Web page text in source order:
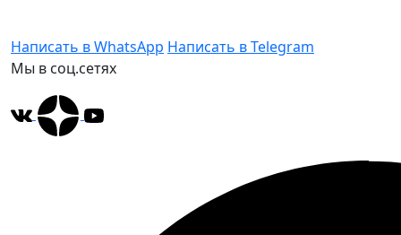
Написать в WhatsApp Написать в Telegram
Мы в соц.сетях